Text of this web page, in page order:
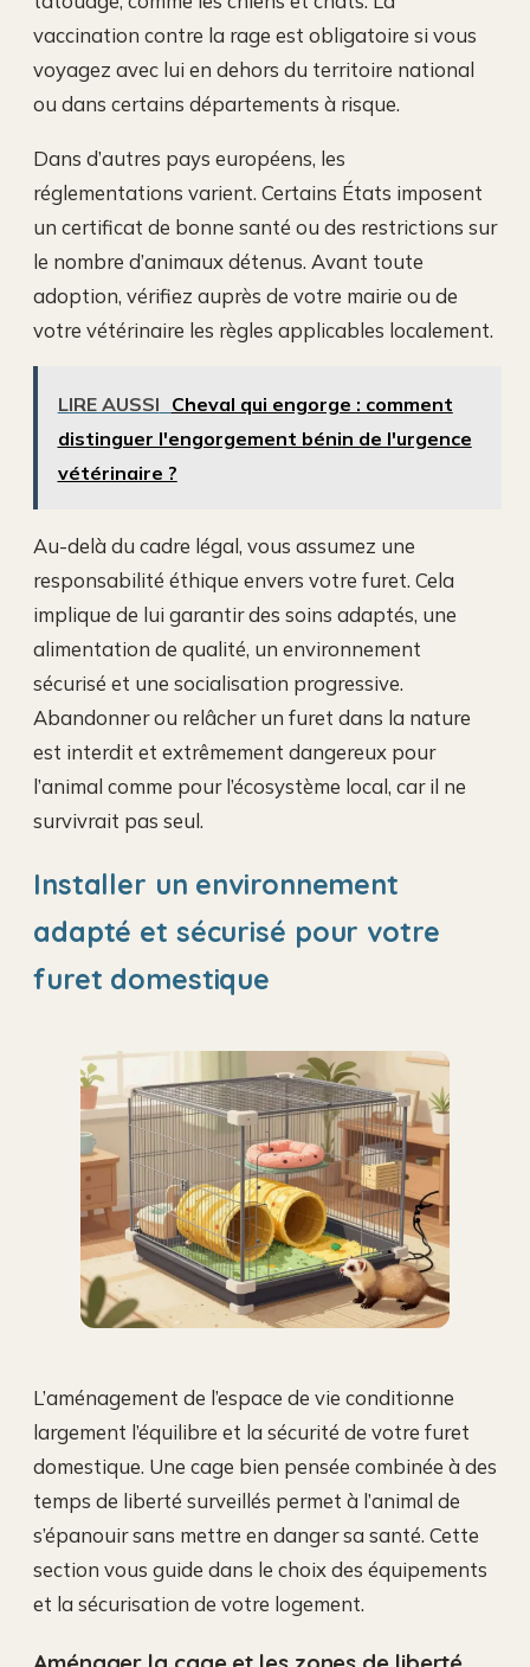
vaccination contre la rage est obligatoire si vous
voyagez avec lui en dehors du territoire national
ou dans certains départements à risque.
Dans d’autres pays européens, les
réglementations varient. Certains États imposent
un certificat de bonne santé ou des restrictions sur
le nombre d’animaux détenus. Avant toute
adoption, vérifiez auprès de votre mairie ou de
votre vétérinaire les règles applicables localement.
LIRE AUSSI Cheval qui engorge : comment
distinguer l'engorgement bénin de l'urgence
vétérinaire ?
Au-delà du cadre légal, vous assumez une
responsabilité éthique envers votre furet. Cela
implique de lui garantir des soins adaptés, une
alimentation de qualité, un environnement
sécurisé et une socialisation progressive.
Abandonner ou relâcher un furet dans la nature
est interdit et extrêmement dangereux pour
l’animal comme pour l’écosystème local, car il ne
survivrait pas seul.
Installer un environnement
adapté et sécurisé pour votre
furet domestique
L’aménagement de l’espace de vie conditionne
largement l’équilibre et la sécurité de votre furet
domestique. Une cage bien pensée combinée à des
temps de liberté surveillés permet à l’animal de
s’épanouir sans mettre en danger sa santé. Cette
section vous guide dans le choix des équipements
et la sécurisation de votre logement.